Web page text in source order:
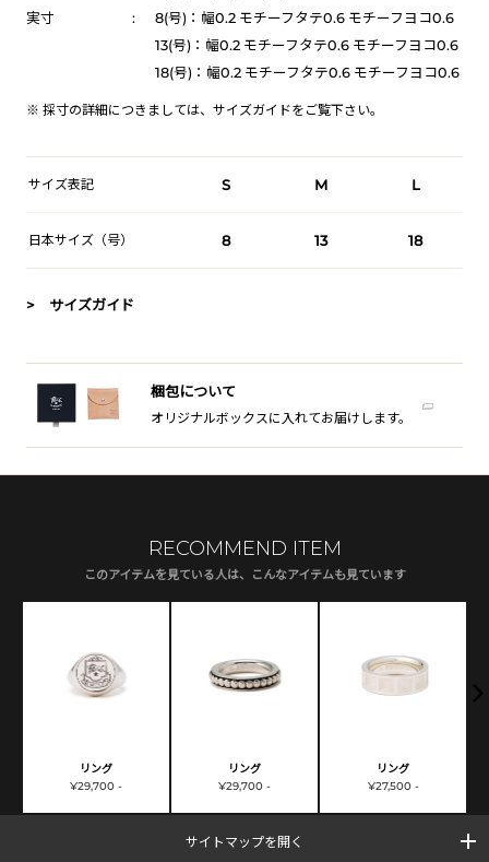
実寸
:
8(号)：幅0.2 モチーフタテ0.6 モチーフヨコ0.6
13(号)：幅0.2 モチーフタテ0.6 モチーフヨコ0.6
18(号)：幅0.2 モチーフタテ0.6 モチーフヨコ0.6
※ 採寸の詳細につきましては、 サイズガイドをご覧下さい。
サイズ表記
日本サイズ（号）
S M L
8 13 18
> サイズガイド
梱包について
オリジナルボックスに入れてお届けします。
RECOMMEND ITEM
このアイテムを見ている人は、こんなアイテムも見ています
リング
¥29,700 -
リング
¥29,700 -
リング
¥27,500 -
サイトマップを開く